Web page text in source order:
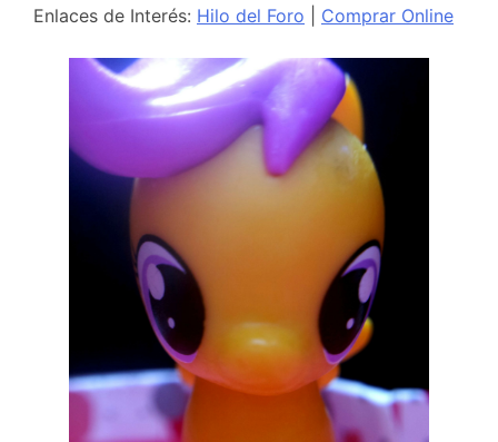
Enlaces de Interés: Hilo del Foro Comprar Online